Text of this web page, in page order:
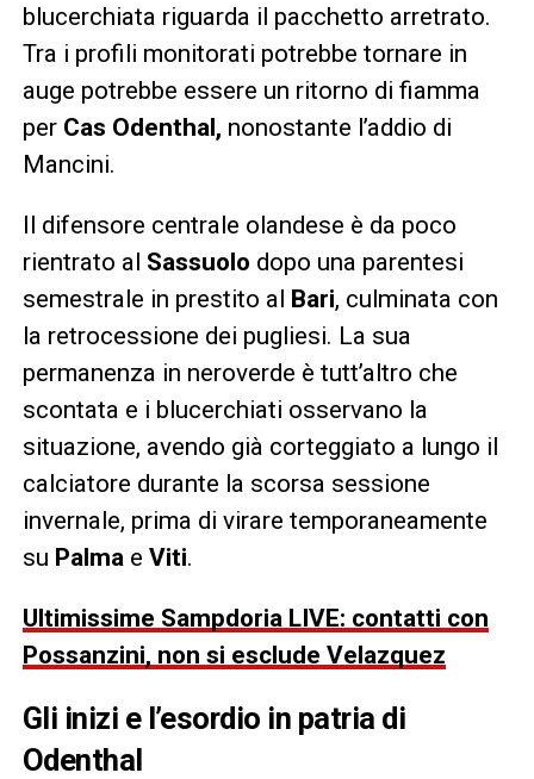
blucerchiata riguarda il pacchetto arretrato.
Tra i profili monitorati potrebbe tornare in
auge potrebbe essere un ritorno di fiamma
per Cas Odenthal, nonostante l’addio di
Mancini.
Il difensore centrale olandese è da poco
rientrato al Sassuolo dopo una parentesi
semestrale in prestito al Bari, culminata con
la retrocessione dei pugliesi. La sua
permanenza in neroverde è tutt’altro che
scontata e i blucerchiati osservano la
situazione, avendo già corteggiato a lungo il
calciatore durante la scorsa sessione
invernale, prima di virare temporaneamente
su Palma e Viti.
Ultimissime Sampdoria LIVE: contatti con
Possanzini, non si esclude Velazquez
Gli inizi e l’esordio in patria di
Odenthal